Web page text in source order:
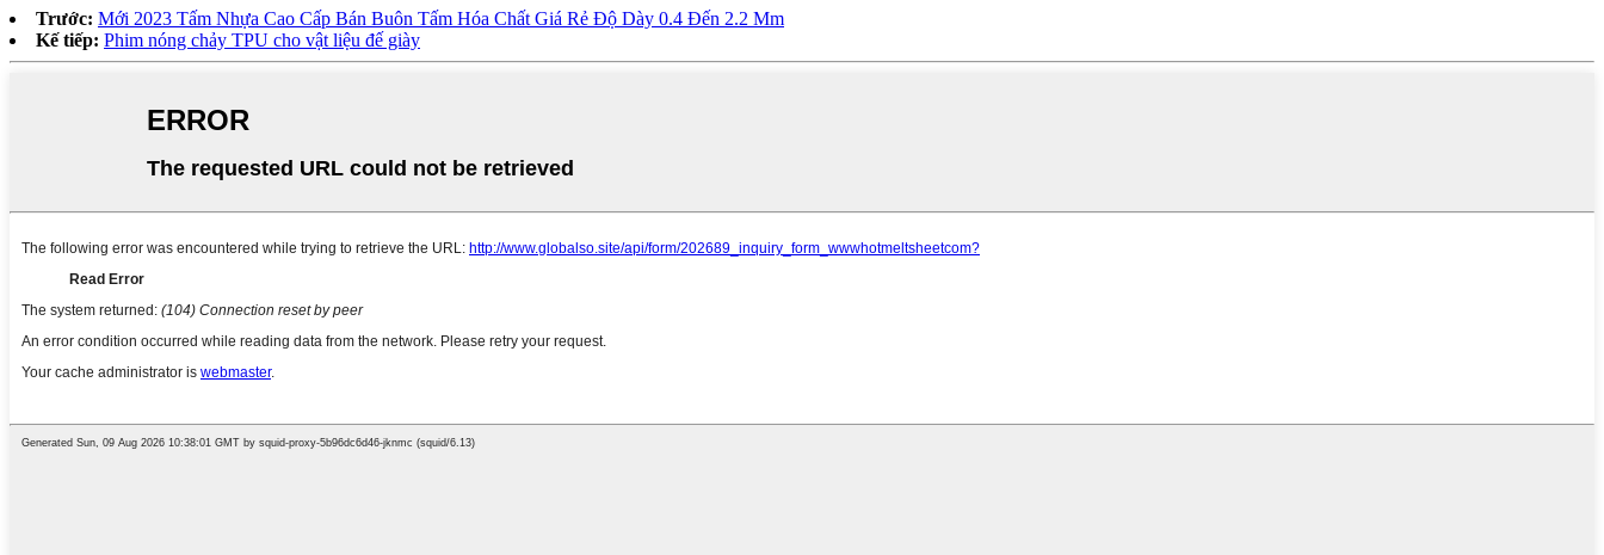
Trước: Mới 2023 Tấm Nhựa Cao Cấp Bán Buôn Tấm Hóa Chất Giá Rẻ Độ Dày 0.4 Đến 2.2 Mm
Kế tiếp: Phim nóng chảy TPU cho vật liệu đế giày